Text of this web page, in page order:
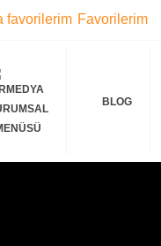
Favorilerim
BLOG